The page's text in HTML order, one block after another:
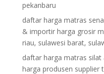
pekanbaru
daftar harga matras
& importir harga grosir
riau, sulawesi barat,
daftar harga matras
harga produsen supplier